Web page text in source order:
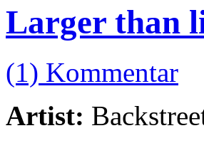
Larger than
(1) Kommentar
Artist: